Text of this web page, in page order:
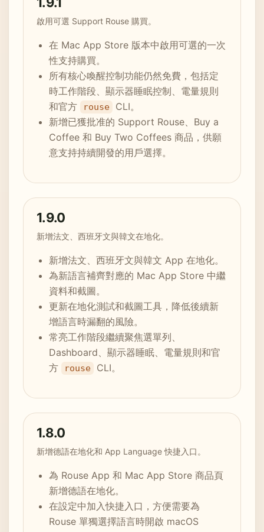
啟用可選 Support Rouse 購買。
在 Mac App Store 版本中啟用可選的一次
性支持購買。
所有核心喚醒控制功能仍然免費，包括定
時工作階段、顯示器睡眠控制、電量規則
和官方
rouse
CLI。
新增已獲批准的 Support Rouse、Buy a
Coffee 和 Buy Two Coffees 商品，供願
意支持持續開發的用戶選擇。
1.9.0
新增法文、西班牙文與韓文在地化。
新增法文、西班牙文與韓文 App 在地化。
為新語言補齊對應的 Mac App Store 中繼
資料和截圖。
更新在地化測試和截圖工具，降低後續新
增語言時漏翻的風險。
常亮工作階段繼續聚焦選單列、
Dashboard、顯示器睡眠、電量規則和官
方
rouse CLI。
1.8.0
新增德語在地化和 App Language 快捷入口。
為 Rouse App 和 Mac App Store 商品頁
新增德語在地化。
在設定中加入快捷入口，方便需要為
Rouse 單獨選擇語言時開啟 macOS